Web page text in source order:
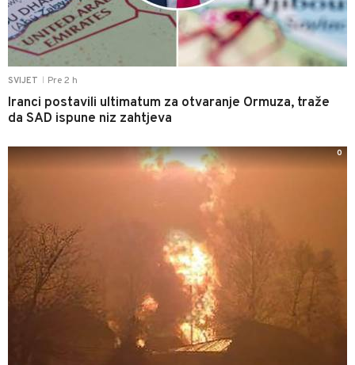
SVIJET Pre 2 h
Iranci postavili ultimatum za otvaranje Ormuza, traže
da SAD ispune niz zahtjeva
0